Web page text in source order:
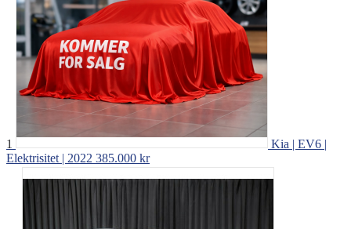
1
Kia | EV6 |
Elektrisitet | 2022 385.000 kr